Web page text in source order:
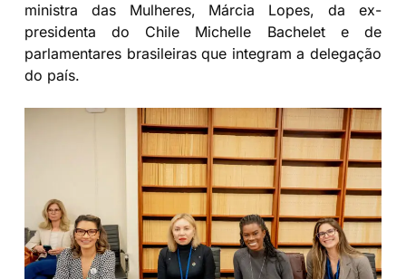
ministra das Mulheres, Márcia Lopes, da ex-
presidenta do Chile Michelle Bachelet e de
parlamentares brasileiras que integram a delegação
do país.